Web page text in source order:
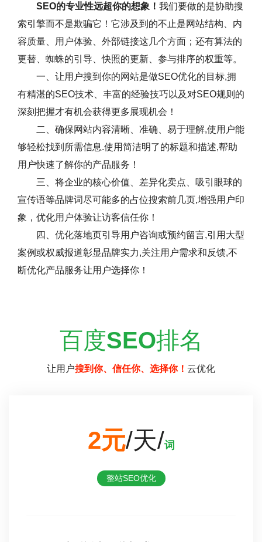
SEO的专业性远超你的想象！ 我们要做的是协助搜
索引擎而不是欺骗它！它涉及到的不止是网站结构、内
容质量、用户体验、外部链接这几个方面；还有算法的
更替、蜘蛛的引导、快照的更新、参与排序的权重等。
一、让用户搜到你的网站是做SEO优化的目标,拥
有精湛的SEO技术、丰富的经验技巧以及对SEO规则的
深刻把握才有机会获得更多展现机会！
二、确保网站内容清晰、准确、易于理解,使用户能
够轻松找到所需信息.使用简洁明了的标题和描述,帮助
用户快速了解你的产品服务！
三、将企业的核心价值、差异化卖点、吸引眼球的
宣传语等品牌词尽可能多的占位搜索前几页,增强用户印
象，优化用户体验让访客信任你！
四、优化落地页引导用户咨询或预约留言,引用大型
案例或权威报道彰显品牌实力,关注用户需求和反馈,不
断优化产品服务让用户选择你！
百度SEO排名
让用户搜到你、信任你、选择你！ 云优化
2元/天/词
整站SEO优化